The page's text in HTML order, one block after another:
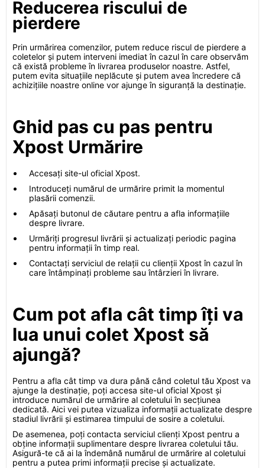
Reducerea riscului de
pierdere
Prin urmărirea comenzilor, putem reduce riscul de pierdere a
coletelor și putem interveni imediat în cazul în care observăm
că există probleme în livrarea produselor noastre. Astfel,
putem evita situațiile neplăcute și putem avea încredere că
achizițiile noastre online vor ajunge în siguranță la destinație.
Ghid pas cu pas pentru
Xpost Urmărire
Accesați site-ul oficial Xpost.
Introduceți numărul de urmărire primit la momentul
plasării comenzii.
Apăsați butonul de căutare pentru a afla informațiile
despre livrare.
Urmăriți progresul livrării și actualizați periodic pagina
pentru informații în timp real.
Contactați serviciul de relații cu clienții Xpost în cazul în
care întâmpinați probleme sau întârzieri în livrare.
Cum pot afla cât timp îți va
lua unui colet Xpost să
ajungă?
Pentru a afla cât timp va dura până când coletul tău Xpost va
ajunge la destinație, poți accesa site-ul oficial Xpost și
introduce numărul de urmărire al coletului în secțiunea
dedicată. Aici vei putea vizualiza informații actualizate despre
stadiul livrării și estimarea timpului de sosire a coletului.
De asemenea, poți contacta serviciul clienți Xpost pentru a
obține informații suplimentare despre livrarea coletului tău.
Asigură-te că ai la îndemână numărul de urmărire al coletului
pentru a putea primi informații precise și actualizate.